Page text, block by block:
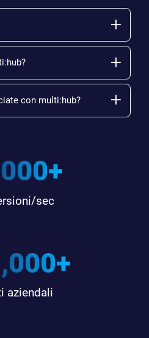
con multi:hub?
+
sec
+
aziendali